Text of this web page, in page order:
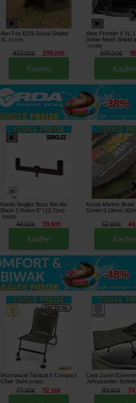
Abri Fox EOS Social Shelter
XL [217476]
419,00€ 299,00€
Kaufen
Biwy Frontier II XL
(Inner Mesh Shield
[217499]
109,00€
Kaufen
bis zu
-38%
Alle anzeigen »
Korda Singlez Buzz Bar Alu
Black 2 Ruten 5" (12,7cm)
[205032]
44,90€ 39,90€
Kaufen
Korda Marker Braid
Green 0.16mm
52,90€ 44
Kaufen
bis zu
-48%
Alle anzeigen »
Wychwood Tactical X Compact
Chair Stuhl [216983]
79,90€ 52,20€
Carp Zoom
Jahreszeiten
89,90€ 74